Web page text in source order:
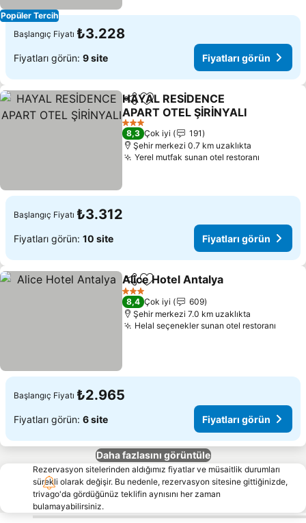
Popüler Tercih
Başlangıç Fiyatı ₺3.228
Fiyatları görün: 9 site Fiyatları görün
PaylaşFavorilerime ekle
HAYAL RESİDENCE
APART OTEL ŞİRİNYALI
Fiyatları görün
3 Yıldız
8,3 Çok iyi
191
Şehir merkezi 0.7 km uzaklıkta
Yerel mutfak sunan otel restoranı
Başlangıç Fiyatı ₺3.312
Fiyatları görün: 10 site Fiyatları görün
PaylaşFavorilerime ekle
Alice Hotel Antalya
3 Yıldız
8,4 Çok iyi
609
Şehir merkezi 7.0 km uzaklıkta
Helal seçenekler sunan otel restoranı
Başlangıç Fiyatı ₺2.965
Fiyatları görün: 6 site Fiyatları görün
Daha fazlasını görüntüle
Rezervasyon sitelerinden aldığımız fiyatlar ve müsaitlik durumları
sürekli olarak değişir. Bu nedenle, rezervasyon sitesine gittiğinizde,
trivago'da gördüğünüz teklifin aynısını her zaman
bulamayabilirsiniz.